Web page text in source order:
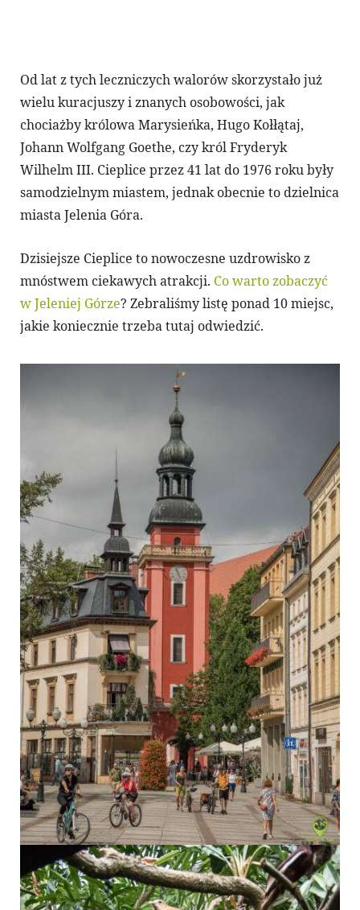
Od lat z tych leczniczych walorów skorzystało już
wielu kuracjuszy i znanych osobowości, jak
chociażby królowa Marysieńka, Hugo Kołłątaj,
Johann Wolfgang Goethe, czy król Fryderyk
Wilhelm III. Cieplice przez 41 lat do 1976 roku były
samodzielnym miastem, jednak obecnie to dzielnica
miasta Jelenia Góra.
Dzisiejsze Cieplice to nowoczesne uzdrowisko z
mnóstwem ciekawych atrakcji. Co warto zobaczyć
w Jeleniej Górze? Zebraliśmy listę ponad 10 miejsc,
jakie koniecznie trzeba tutaj odwiedzić.